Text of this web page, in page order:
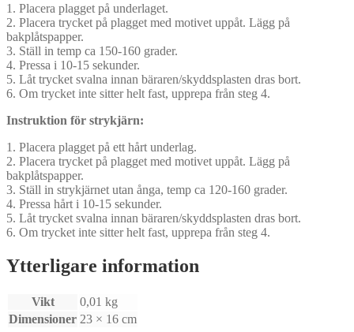
1. Placera plagget på underlaget.
2. Placera trycket på plagget med motivet uppåt. Lägg på
bakplåtspapper.
3. Ställ in temp ca 150-160 grader.
4. Pressa i 10-15 sekunder.
5. Låt trycket svalna innan bäraren/skyddsplasten dras bort.
6. Om trycket inte sitter helt fast, upprepa från steg 4.
Instruktion för strykjärn:
1. Placera plagget på ett hårt underlag.
2. Placera trycket på plagget med motivet uppåt. Lägg på
bakplåtspapper.
3. Ställ in strykjärnet utan ånga, temp ca 120-160 grader.
4. Pressa hårt i 10-15 sekunder.
5. Låt trycket svalna innan bäraren/skyddsplasten dras bort.
6. Om trycket inte sitter helt fast, upprepa från steg 4.
Ytterligare information
Vikt
0,01 kg
Dimensioner 23 × 16 cm